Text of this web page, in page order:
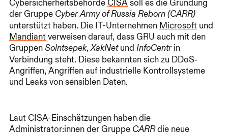
CybersicherheitsbehördeCISAsoll es die Gründung
der Gruppe Cyber Army of Russia Reborn (CARR)
unterstützt haben. Die IT-Unternehmen Microsoft und
Mandiantverweisen darauf, dass GRU auch mit den
Gruppen Solntsepek,XakNetund InfoCentrin
Verbindung steht. Diese bekannten sich zu DDoS-
Angriffen, Angriffen auf industrielle Kontrollsysteme
und Leaks von sensiblen Daten.
Laut CISA-Einschätzungen haben die
Administrator:innen der Gruppe CARRdie neue